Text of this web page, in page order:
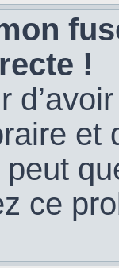
!
et
ce